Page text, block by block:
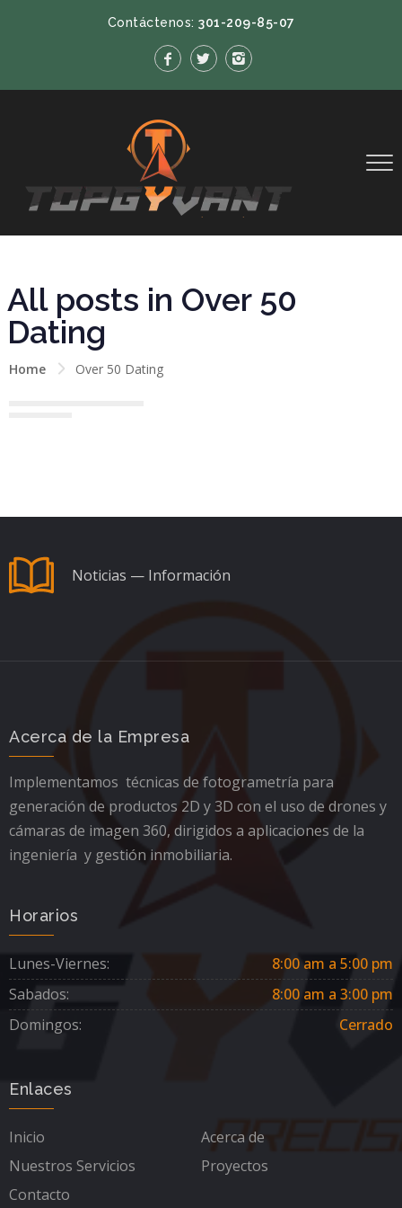
Contáctenos: 301-209-85-07
All posts in Over 50
Dating
Home Over 50 Dating
Noticias — Información
Acerca de la Empresa
Implementamos técnicas de fotogrametría para
generación de productos 2D y 3D con el uso de drones y
cámaras de imagen 360, dirigidos a aplicaciones de la
ingeniería y gestión inmobiliaria.
Horarios
Lunes-Viernes:
8:00 am a 5:00 pm
Sabados:
8:00 am a 3:00 pm
Domingos:
Cerrado
Enlaces
Inicio
Acerca de
Nuestros Servicios
Proyectos
Contacto